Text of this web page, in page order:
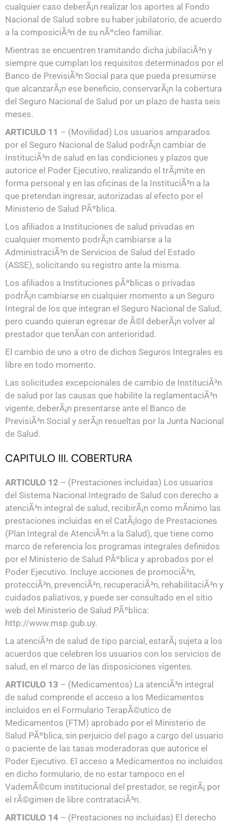
cualquier caso deberÃ¡n realizar los aportes al Fondo
Nacional de Salud sobre su haber jubilatorio, de acuerdo
a la composiciÃ³n de su nÃºcleo familiar.
Mientras se encuentren tramitando dicha jubilaciÃ³n y
siempre que cumplan los requisitos determinados por el
Banco de PrevisiÃ³n Social para que pueda presumirse
que alcanzarÃ¡n ese beneficio, conservarÃ¡n la cobertura
del Seguro Nacional de Salud por un plazo de hasta seis
meses.
ARTICULO 11 – (Movilidad) Los usuarios amparados
por el Seguro Nacional de Salud podrÃ¡n cambiar de
InstituciÃ³n de salud en las condiciones y plazos que
autorice el Poder Ejecutivo, realizando el trÃ¡mite en
forma personal y en las oficinas de la InstituciÃ³n a la
que pretendan ingresar, autorizadas al efecto por el
Ministerio de Salud PÃºblica.
Los afiliados a Instituciones de salud privadas en
cualquier momento podrÃ¡n cambiarse a la
AdministraciÃ³n de Servicios de Salud del Estado
(ASSE), solicitando su registro ante la misma.
Los afiliados a Instituciones pÃºblicas o privadas
podrÃ¡n cambiarse en cualquier momento a un Seguro
Integral de los que integran el Seguro Nacional de Salud,
pero cuando quieran egresar de Ã©l deberÃ¡n volver al
prestador que tenÃ­an con anterioridad.
El cambio de uno a otro de dichos Seguros Integrales es
libre en todo momento.
Las solicitudes excepcionales de cambio de InstituciÃ³n
de salud por las causas que habilite la reglamentaciÃ³n
vigente, deberÃ¡n presentarse ante el Banco de
PrevisiÃ³n Social y serÃ¡n resueltas por la Junta Nacional
de Salud.
CAPITULO III. COBERTURA
ARTICULO 12 – (Prestaciones incluidas) Los usuarios
del Sistema Nacional Integrado de Salud con derecho a
atenciÃ³n integral de salud, recibirÃ¡n como mÃ­nimo las
prestaciones incluidas en el CatÃ¡logo de Prestaciones
(Plan Integral de AtenciÃ³n a la Salud), que tiene como
marco de referencia los programas integrales definidos
por el Ministerio de Salud PÃºblica y aprobados por el
Poder Ejecutivo. Incluye acciones de promociÃ³n,
protecciÃ³n, prevenciÃ³n, recuperaciÃ³n, rehabilitaciÃ³n y
cuidados paliativos, y puede ser consultado en el sitio
web del Ministerio de Salud PÃºblica:
http://www.msp.gub.uy.
La atenciÃ³n de salud de tipo parcial, estarÃ¡ sujeta a los
acuerdos que celebren los usuarios con los servicios de
salud, en el marco de las disposiciones vigentes.
ARTICULO 13 – (Medicamentos) La atenciÃ³n integral
de salud comprende el acceso a los Medicamentos
incluidos en el Formulario TerapÃ©utico de
Medicamentos (FTM) aprobado por el Ministerio de
Salud PÃºblica, sin perjuicio del pago a cargo del usuario
o paciente de las tasas moderadoras que autorice el
Poder Ejecutivo. El acceso a Medicamentos no incluidos
en dicho formulario, de no estar tampoco en el
VademÃ©cum institucional del prestador, se regirÃ¡ por
el rÃ©gimen de libre contrataciÃ³n.
ARTICULO 14 – (Prestaciones no incluidas) El derecho